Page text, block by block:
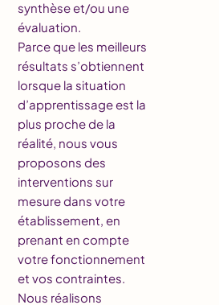
synthèse et/ou une
évaluation.
Parce que les meilleurs
résultats s’obtiennent
lorsque la situation
d’apprentissage est la
plus proche de la
réalité, nous vous
proposons des
interventions sur
mesure dans votre
établissement, en
prenant en compte
votre fonctionnement
et vos contraintes.
Nous réalisons